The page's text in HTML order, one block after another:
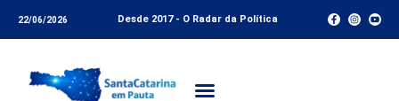
22/06/2026 Desde 2017 - O Radar da Política